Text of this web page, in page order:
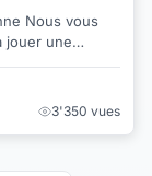
Nous vous
jouer une
3'350 vues